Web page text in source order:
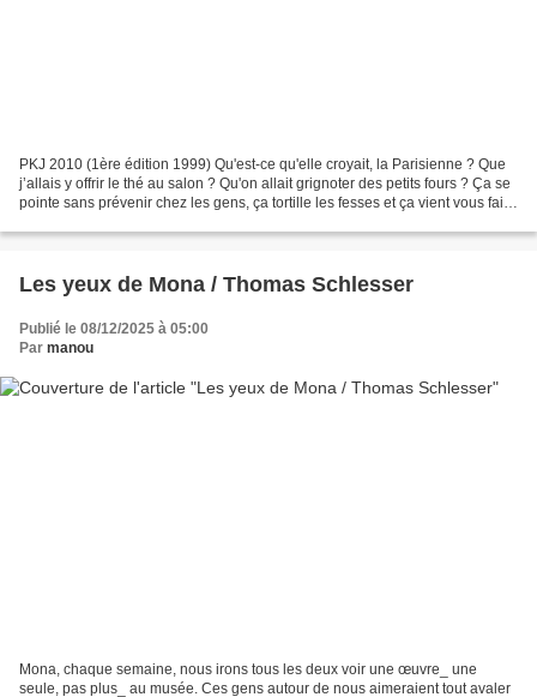
PKJ 2010 (1ère édition 1999) Qu'est-ce qu'elle croyait, la Parisienne ? Que
j’allais y offrir le thé au salon ? Qu'on allait grignoter des petits fours ? Ça se
pointe sans prévenir chez les gens, ça tortille les fesses et ça vient vous faire
Les yeux de Mona / Thomas Schlesser
Publié le 08/12/2025 à 05:00
Par manou
Mona, chaque semaine, nous irons tous les deux voir une œuvre_ une
seule, pas plus_ au musée. Ces gens autour de nous aimeraient tout avaler